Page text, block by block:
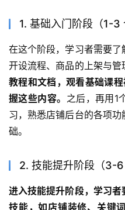
1. 基础入门阶段（1-3
在这个阶段，学习者需要
开设流程、商品的上架与管
教程和文档，观看基础课
握这些内容。 之后，再用1
习，熟悉店铺后台的各项
础。
2. 技能提升阶段（3-6
进入技能提升阶段，学习
技能，如店铺装修、关键